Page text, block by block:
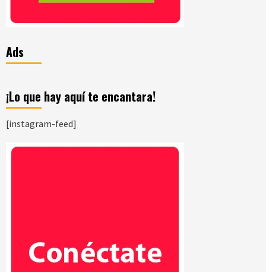
Ads
¡Lo que hay aquí te encantara!
[instagram-feed]